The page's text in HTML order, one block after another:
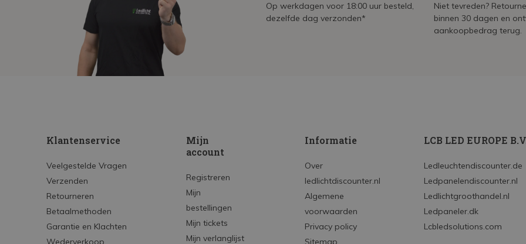
Op werkdagen voor 18:00 uur besteld,
dezelfde dag verzonden*
Niet tevreden?
binnen 30 dagen en
aankoopbedrag terug.
Klantenservice
Veelgestelde Vragen
Verzenden
Retourneren
Betaalmethoden
Garantie en Klachten
Wederverkoop
Mijn
account
Registreren
Mijn
bestellingen
Mijn tickets
Mijn verlanglijst
Informatie
Over
ledlichtdiscounter.nl
Algemene
voorwaarden
Privacy policy
Sitemap
LCB LED EUROPE
Ledleuchtendiscounter.de
Ledpanelendiscounter.nl
Ledlichtgroothandel.nl
Ledpaneler.dk
Lcbledsolutions.com